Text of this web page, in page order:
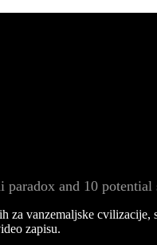
paradox and 10 potential
za vanzemaljske
zapisu.